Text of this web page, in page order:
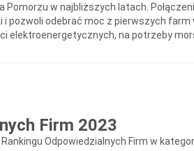
Pomorzu w najbliższych latach.
i pozwoli odebrać moc z pierwszych
elektroenergetycznych, na potrzeby
Firm 2023
Odpowiedzialnych Firm w